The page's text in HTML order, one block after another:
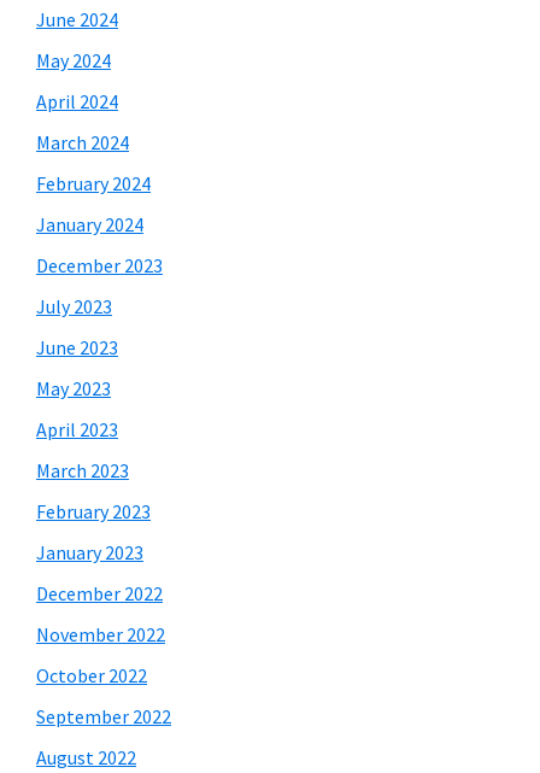
June 2024
May 2024
April 2024
March 2024
February 2024
January 2024
December 2023
July 2023
June 2023
May 2023
April 2023
March 2023
February 2023
January 2023
December 2022
November 2022
October 2022
September 2022
August 2022